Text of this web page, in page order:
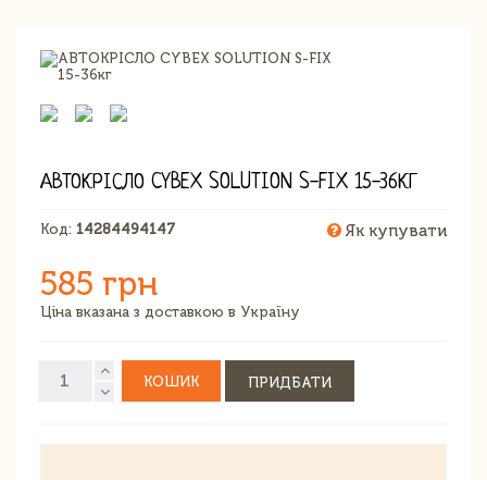
АВТОКРІСЛО CYBEX SOLUTION S-FIX 15-36КГ
Код: 14284494147 Як купувати
585 грн
Ціна вказана з доставкою в Україну
КОШИК ПРИДБАТИ